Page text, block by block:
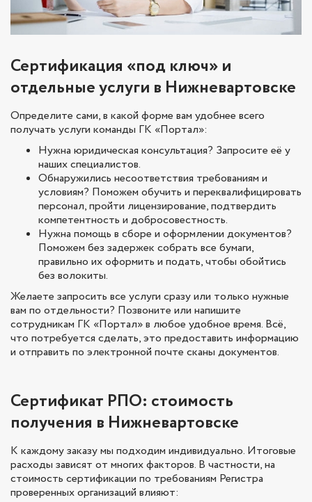
Сертификация «под ключ» и
отдельные услуги в Нижневартовске
Определите сами, в какой форме вам удобнее всего
получать услуги команды ГК «Портал»:
Нужна юридическая консультация? Запросите её у
наших специалистов.
Обнаружились несоответствия требованиям и
условиям? Поможем обучить и переквалифицировать
персонал, пройти лицензирование, подтвердить
компетентность и добросовестность.
Нужна помощь в сборе и оформлении документов?
Поможем без задержек собрать все бумаги,
правильно их оформить и подать, чтобы обойтись
без волокиты.
Желаете запросить все услуги сразу или только нужные
вам по отдельности? Позвоните или напишите
сотрудникам ГК «Портал» в любое удобное время. Всё,
что потребуется сделать, это предоставить информацию
и отправить по электронной почте сканы документов.
Сертификат РПО: стоимость
получения в Нижневартовске
К каждому заказу мы подходим индивидуально. Итоговые
расходы зависят от многих факторов. В частности, на
стоимость сертификации по требованиям Регистра
проверенных организаций влияют: